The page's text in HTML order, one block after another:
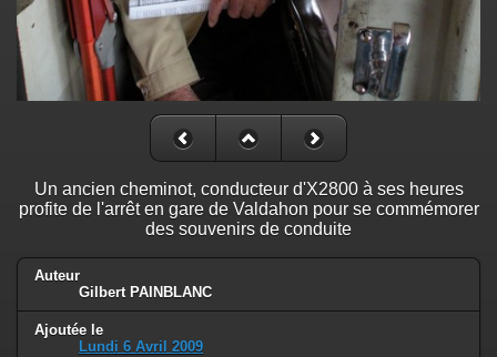
Un ancien cheminot, conducteur d'X2800 à ses heures
profite de l'arrêt en gare de Valdahon pour se commémorer
des souvenirs de conduite
Auteur
Gilbert PAINBLANC
Ajoutée le
Lundi 6 Avril 2009